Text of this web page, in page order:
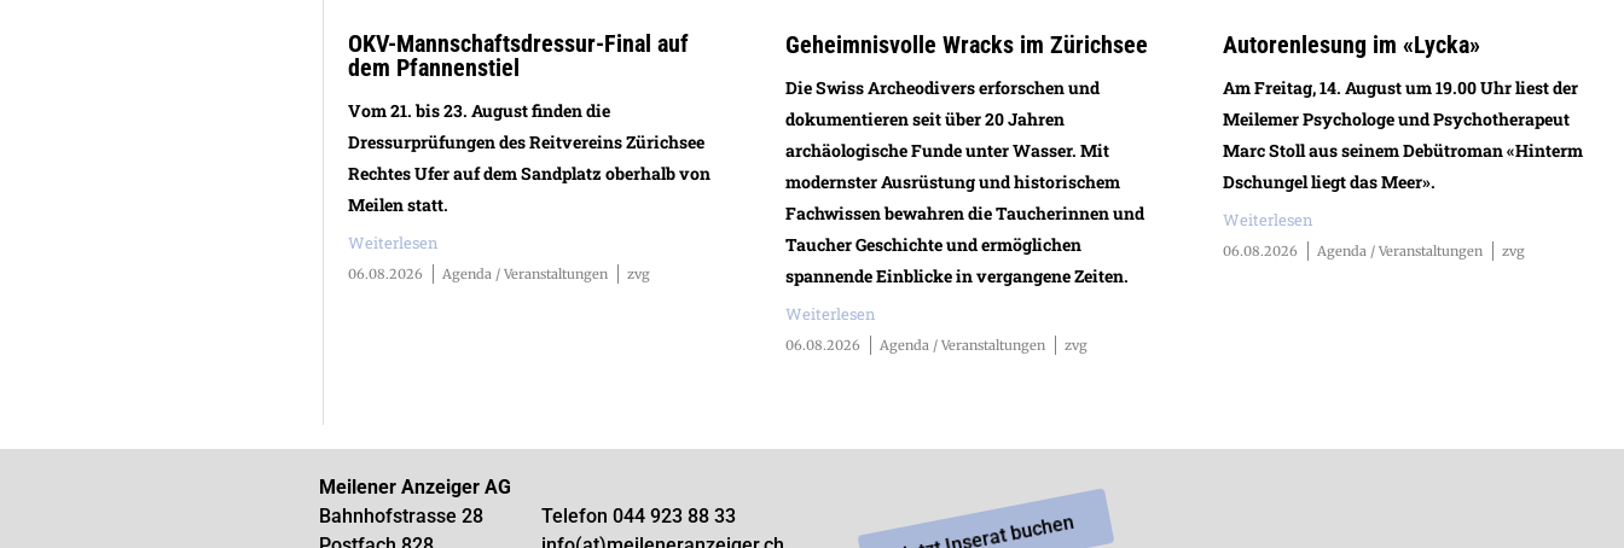
OKV-Mannschaftsdressur-Final auf
dem Pfannenstiel
Vom 21. bis 23. August finden die
Dressurprüfungen des Reitvereins Zürichsee
Rechtes Ufer auf dem Sandplatz oberhalb von
Meilen statt.
Weiterlesen
06.08.2026 Agenda / Veranstaltungen zvg
Geheimnisvolle Wracks im Zürichsee
Die Swiss Archeodivers erforschen und
dokumentieren seit über 20 Jahren
archäologische Funde unter Wasser. Mit
modernster Ausrüstung und historischem
Fachwissen bewahren die Taucherinnen und
Taucher Geschichte und ermöglichen
spannende Einblicke in vergangene Zeiten.
Weiterlesen
06.08.2026 Agenda / Veranstaltungen zvg
Autorenlesung im «Lycka»
Am Freitag, 14. August um 19.00 Uhr liest der
Meilemer Psychologe und Psychotherapeut
Marc Stoll aus seinem Debütroman «Hinterm
Dschungel liegt das Meer».
Weiterlesen
06.08.2026 Agenda / Veranstaltungen zvg
Meilener Anzeiger AG
Bahnhofstrasse 28
Telefon 044 923 88 33